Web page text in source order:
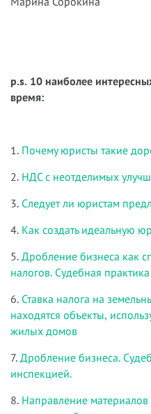
p.s. 10 наиболее
время:
1. Почему юристы такие
2. НДС с неотделимых
3. Следует ли юристам
4. Как создать идеальную
5. Дробление бизнеса как
налогов. Судебная
6. Ставка налога на
находятся объекты,
жилых домов
7. Дробление бизнеса.
инспекцией.
8. Направление